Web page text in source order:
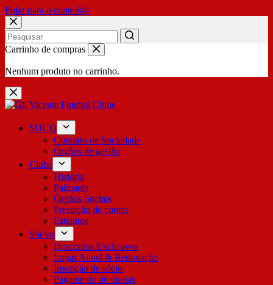
Pular para o conteúdo
No
Carrinho de compras
Nenhum produto no carrinho.
SDUQ
Contrato de Sociedade
Órgãos de gestão
Clube
História
Palmarés
Órgãos Sociais
Prestação de contas
Estatutos
Sócios
Descontos Exclusivos
Lugar Anual & Renovação
Inscrição de sócio
Pagamento de quotas